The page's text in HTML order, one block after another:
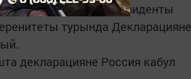
беренче Президенты
турында Декларацияне
декларацияне Россия кабул